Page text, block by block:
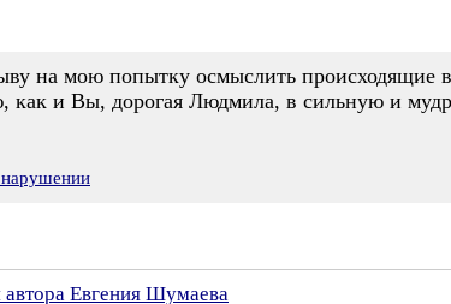
на мою попытку осмыслить происходящие
как и Вы, дорогая Людмила, в сильную и
нарушении
автора Евгения Шумаева